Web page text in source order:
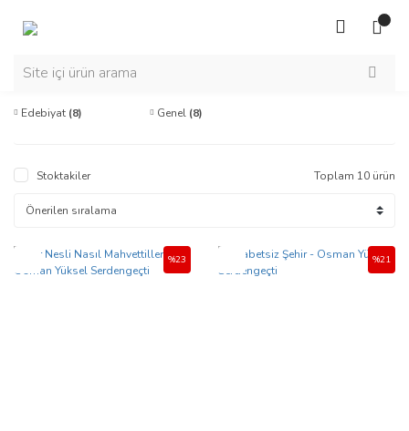
Edebiyat (8) Genel (8)
Stoktakiler Toplam 10 ürün
%23 %21